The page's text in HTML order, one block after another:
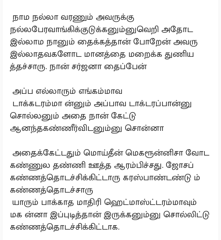
நாம நல்லா வரணும் அவருக்கு
நல்லபேரவாங்கிக்குடுக்கனும்னுவெறி அதோட
இல்லாம நானும் தைக்கத்தான் போறேன் அவரு
இல்லாதவகளோட மானத்தை மறைக்க துணிய
த்தச்சாரு. நான் சர்ஜனா தைப்பேன்
அப்ப எல்லாரும் எங்கம்மாவ
டாக்கடரம்மா ன்னும் அப்பாவ டாக்டரப்பான்னு
சொல்லனும் அதை நான் கேட்டு
ஆனந்தகண்ணீர்விடனும்னு சொன்னா
அதைக்கேட்டதும் மொய்தீன் மெகரூன்னிசா வோட
கண்ணுல தண்ணி ஊத்த ஆரம்பிச்சது. ஜோசப்
கண்ணத்தொடச்சிக்கிட்டாரு கரஸ்பாண்டண்டு ம்
கண்ணத்தொடச்சாரு
யாரும் பாக்காத மாதிரி ஹெட்மாஸ்ட்டரம்மாவும்
மக ன்னா இப்புடித்தான் இருக்கனும்னு சொல்லிட்டு
கண்ணத்தொடச்சிக்கிட்டாக.